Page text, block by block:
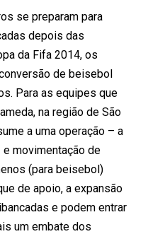
se preparam para
depois das
da Fifa 2014, os
de beisebol
Para as equipes que
na região de São
a uma operação – a
movimentação de
(para beisebol)
de apoio, a expansão
e podem entrar
um embate dos